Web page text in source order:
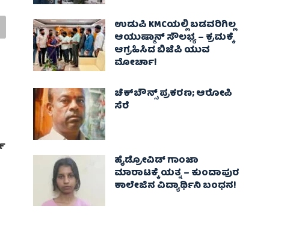
ಉಡುಪಿ KMCಯಲ್ಲಿ ಬಡವರಿಗಿಲ್ಲ
ಆಯುಷ್ಮಾನ್ ಸೌಲಭ್ಯ – ಕ್ರಮಕ್ಕೆ
ಆಗ್ರಹಿಸಿದ ಬಿಜೆಪಿ ಯುವ
ಮೋರ್ಚಾ!
ಚೆಕ್​ಬೌನ್ಸ್​ ಪ್ರಕರಣ; ಆರೋಪಿ
ಸೆರೆ
ಹೈಡ್ರೋವಿಡ್ ಗಾಂಜಾ
ಮಾರಾಟಕ್ಕೆ ಯತ್ನ – ಕುಂದಾಪುರ
ಕಾಲೇಜಿನ ವಿದ್ಯಾರ್ಥಿನಿ ಬಂಧನ!